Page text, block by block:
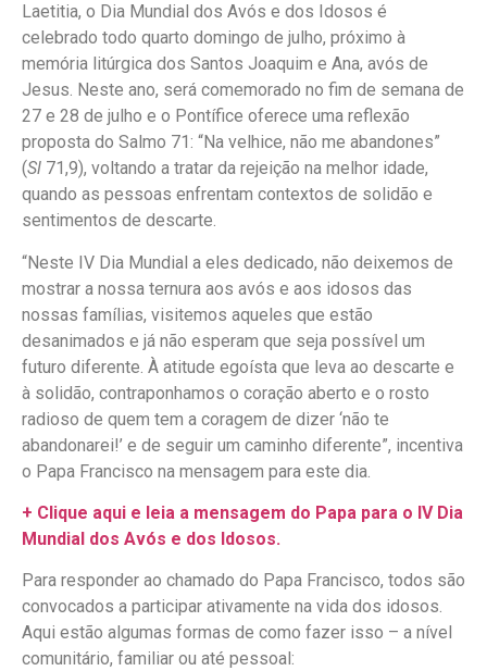
Laetitia, o Dia Mundial dos Avós e dos Idosos é
celebrado todo quarto domingo de julho, próximo à
memória litúrgica dos Santos Joaquim e Ana, avós de
Jesus. Neste ano, será comemorado no fim de semana de
27 e 28 de julho e o Pontífice oferece uma reflexão
proposta do Salmo 71: “Na velhice, não me abandones”
(Sl 71,9), voltando a tratar da rejeição na melhor idade,
quando as pessoas enfrentam contextos de solidão e
sentimentos de descarte.
“Neste IV Dia Mundial a eles dedicado, não deixemos de
mostrar a nossa ternura aos avós e aos idosos das
nossas famílias, visitemos aqueles que estão
desanimados e já não esperam que seja possível um
futuro diferente. À atitude egoísta que leva ao descarte e
à solidão, contraponhamos o coração aberto e o rosto
radioso de quem tem a coragem de dizer ‘não te
abandonarei!’ e de seguir um caminho diferente”, incentiva
o Papa Francisco na mensagem para este dia.
+ Clique aqui e leia a mensagem do Papa para o IV Dia
Mundial dos Avós e dos Idosos.
Para responder ao chamado do Papa Francisco, todos são
convocados a participar ativamente na vida dos idosos.
Aqui estão algumas formas de como fazer isso – a nível
comunitário, familiar ou até pessoal: